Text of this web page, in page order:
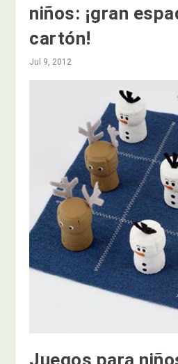
niños: ¡gran
cartón!
Jul 9, 2012
Juegos para